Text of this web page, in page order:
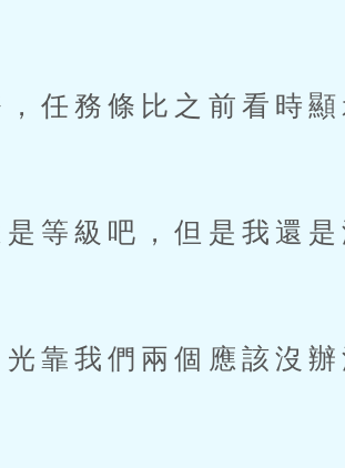
任務條比之前看時顯
等級吧，但是我還是
靠我們兩個應該沒辦